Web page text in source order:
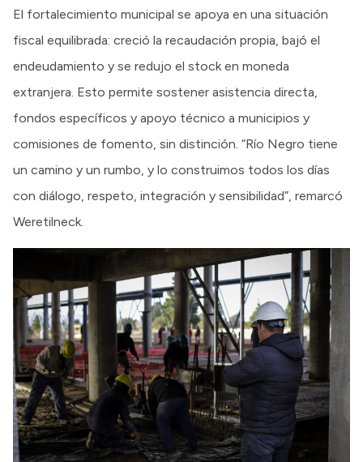
El fortalecimiento municipal se apoya en una situación
fiscal equilibrada: creció la recaudación propia, bajó el
endeudamiento y se redujo el stock en moneda
extranjera. Esto permite sostener asistencia directa,
fondos específicos y apoyo técnico a municipios y
comisiones de fomento, sin distinción. “Río Negro tiene
un camino y un rumbo, y lo construimos todos los días
con diálogo, respeto, integración y sensibilidad”, remarcó
Weretilneck.